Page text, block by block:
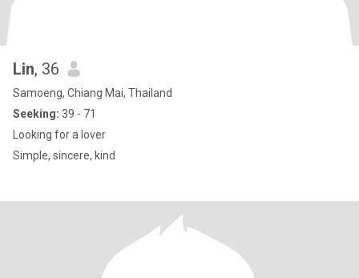
Lin, 36
Samoeng, Chiang Mai, Thailand
Seeking: 39 - 71
Looking for a lover
Simple, sincere, kind